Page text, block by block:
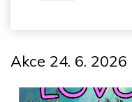
Akce 24. 6. 2026